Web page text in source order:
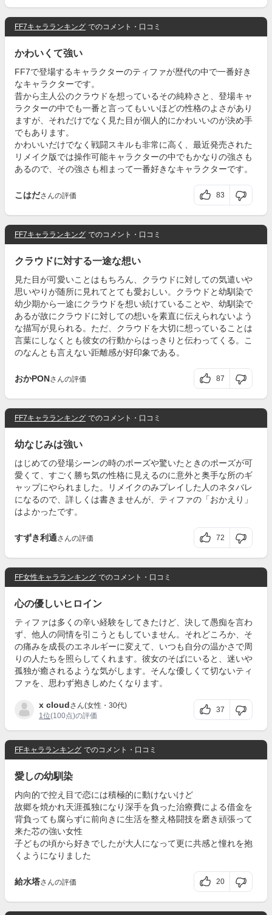
FF7キャラランキング でのコメント・口コミ
かわいくて強い
FF7で登場するキャラクターのティファが歴代の中で一番好き
なキャラクターです。
昔から主人公のクラウドを想っているその純粋さと、登場キャ
ラクターの中でも一番と言ってもいいほどの性格のよさがあり
ますが、それだけでなく見た目が個人的にかわいいのが決め手
でもあります。
かわいいだけでなく戦闘スキルも非常に高く、最近発売された
リメイク版では操作可能キャラクターの中でもかなりの強さも
あるので、その強さも相まって一番好きなキャラクターです。
こはださんの評価 83
FF7キャラランキング でのコメント・口コミ
クラウドに対する一途な想い
見た目が可愛いことはもちろん、クラウドに対しての気遣いや
思いやりが随所に見れてとても愛おしい。クラウドと幼馴染で
幼少期から一途にクラウドを想い続けていることや、幼馴染で
あるが故にクラウドに対しての想いを素直に伝えられないよう
な描写が見られる。ただ、クラウドを大切に想っていることは
言葉にしなくとも彼女の行動からはっきりと伝わってくる。こ
のなんとも言えない距離感が好印象である。
おかPONさんの評価 87
FF7キャラランキング でのコメント・口コミ
幼なじみは強い
はじめての登場シーンの時のポーズや驚いたときのポーズが可
愛くて、すごく勝ち気の性格に見えるのに意外と奥手な所のギ
ャップにやられました。リメイクのみプレイした人のネタバレ
になるので、詳しくは書きませんが、ティファの「おかえり」
はよかったです。
すずき利通さんの評価 72
FF女性キャラランキング でのコメント・口コミ
心の優しいヒロイン
ティファは多くの辛い経験をしてきたけど、決して愚痴を言わ
ず、他人の同情を引こうともしていません。それどころか、そ
の痛みを成長のエネルギーに変えて、いつも自分の温かさで周
りの人たちを照らしてくれます。彼女のそばにいると、迷いや
孤独が癒されるような気がします。そんな優しくて切ないティ
ファを、思わず抱きしめたくなります。
x cloudさん(女性・30代)
1位(100点)の評価
37
FFキャラランキング でのコメント・口コミ
愛しの幼馴染
内向的で控え目で恋には積極的に動けないけど
故郷を焼かれ天涯孤独になり深手を負った治療費による借金を
背負っても腐らずに前向きに生活を整え格闘技を磨き頑張って
来た芯の強い女性
子どもの頃から好きでしたが大人になって更に共感と憧れを抱
くようになりました
給水塔さんの評価 20